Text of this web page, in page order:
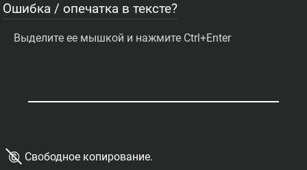
Ошибка / опечатка в тексте?
Выделите ее мышкой и нажмите Ctrl+Enter
© Свободное копирование.